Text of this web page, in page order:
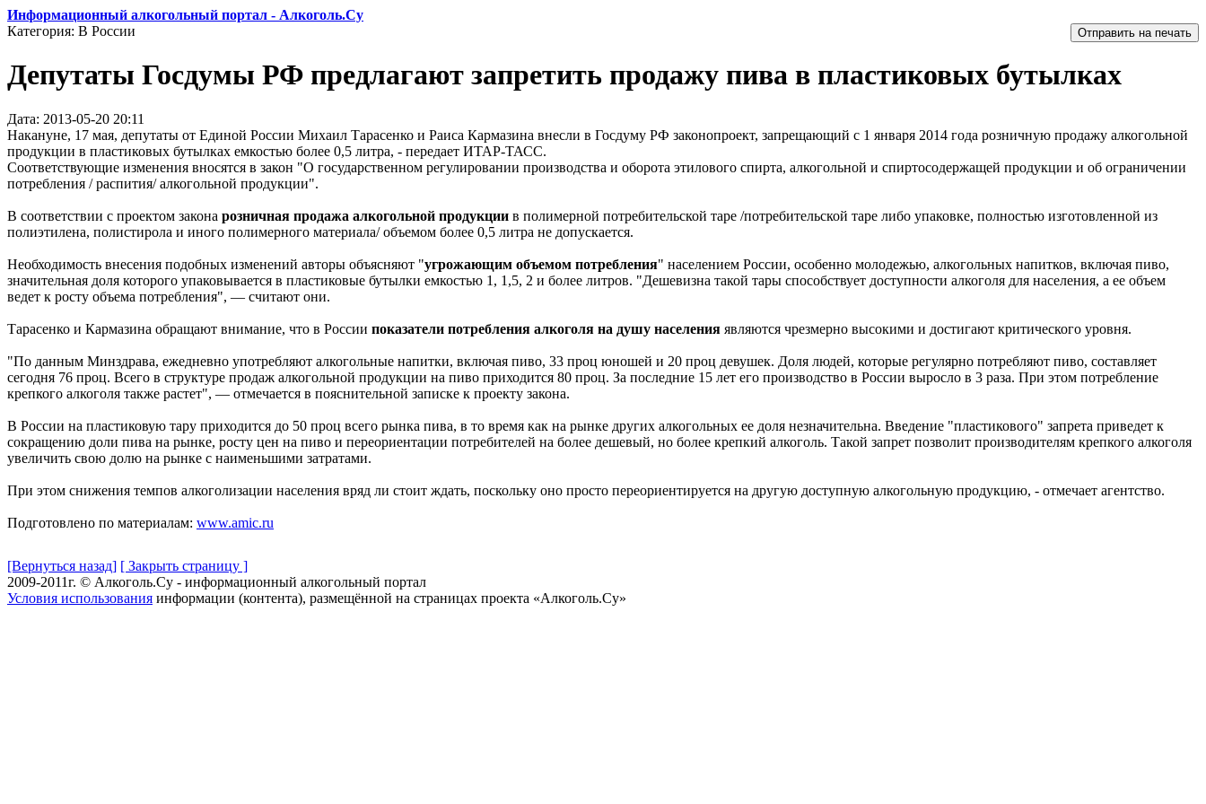
Информационный алкогольный портал - Алкоголь.Су
Категория: В России
Депутаты Госдумы РФ предлагают запретить продажу пива в пластиковых бутылках
Дата: 2013-05-20 20:11
Накануне, 17 мая, депутаты от Единой России Михаил Тарасенко и Раиса Кармазина внесли в Госдуму РФ законопроект, запрещающий с 1 января 2014 года розничную продажу алкогольной
продукции в пластиковых бутылках емкостью более 0,5 литра, - передает ИТАР-ТАСС.
Соответствующие изменения вносятся в закон "О государственном регулировании производства и оборота этилового спирта, алкогольной и спиртосодержащей продукции и об ограничении
потребления / распития/ алкогольной продукции".
В соответствии с проектом закона розничная продажа алкогольной продукции в полимерной потребительской таре /потребительской таре либо упаковке, полностью изготовленной из
полиэтилена, полистирола и иного полимерного материала/ объемом более 0,5 литра не допускается.
Необходимость внесения подобных изменений авторы объясняют "угрожающим объемом потребления" населением России, особенно молодежью, алкогольных напитков, включая пиво,
значительная доля которого упаковывается в пластиковые бутылки емкостью 1, 1,5, 2 и более литров. "Дешевизна такой тары способствует доступности алкоголя для населения, а ее объем
ведет к росту объема потребления", — считают они.
Тарасенко и Кармазина обращают внимание, что в России показатели потребления алкоголя на душу населения являются чрезмерно высокими и достигают критического уровня.
"По данным Минздрава, ежедневно употребляют алкогольные напитки, включая пиво, 33 проц юношей и 20 проц девушек. Доля людей, которые регулярно потребляют пиво, составляет
сегодня 76 проц. Всего в структуре продаж алкогольной продукции на пиво приходится 80 проц. За последние 15 лет его производство в России выросло в 3 раза. При этом потребление
крепкого алкоголя также растет", — отмечается в пояснительной записке к проекту закона.
В России на пластиковую тару приходится до 50 проц всего рынка пива, в то время как на рынке других алкогольных ее доля незначительна. Введение "пластикового" запрета приведет к
сокращению доли пива на рынке, росту цен на пиво и переориентации потребителей на более дешевый, но более крепкий алкоголь. Такой запрет позволит производителям крепкого алкоголя
увеличить свою долю на рынке с наименьшими затратами.
При этом снижения темпов алкоголизации населения вряд ли стоит ждать, поскольку оно просто переориентируется на другую доступную алкогольную продукцию, - отмечает агентство.
Подготовлено по материалам: www.amic.ru
[Вернуться назад] [ Закрыть страницу ]
2009-2011г. © Алкоголь.Су - информационный алкогольный портал
Условия использования информации (контента), размещённой на страницах проекта «Алкоголь.Су»